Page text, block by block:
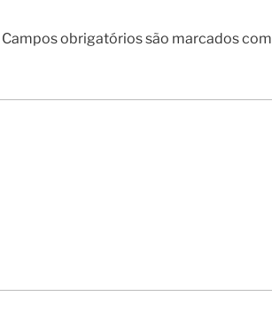
Campos obrigatórios são marcados com